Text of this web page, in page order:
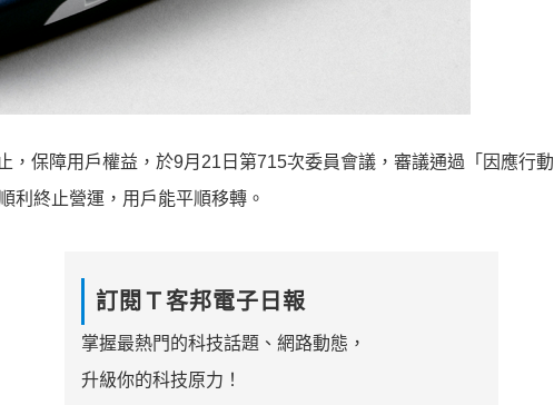
，保障用戶權益，於9月21日第715次委員會議，審議通過「因應行動
利終止營運，用戶能平順移轉。
訂閱Ｔ客邦電子日報
掌握最熱門的科技話題、網路動態，
升級你的科技原力！